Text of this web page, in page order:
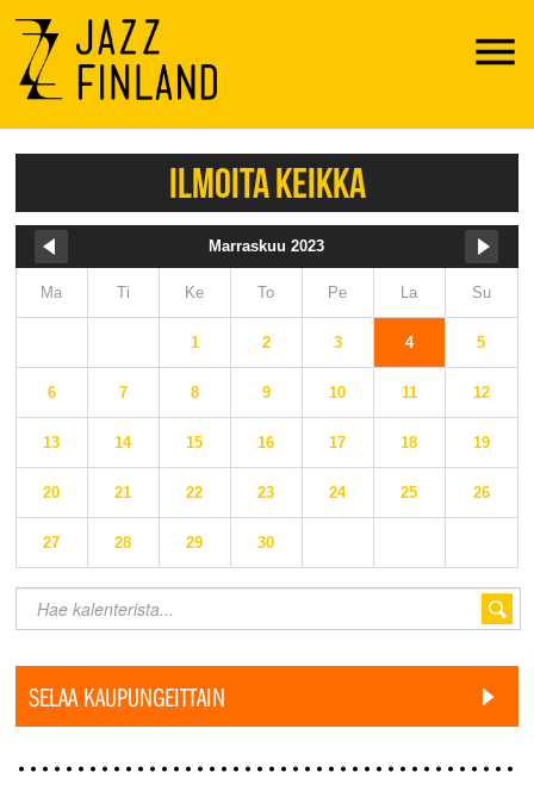
Menu
ILMOITA KEIKKA
Marraskuu 2023
Ma Ti Ke To Pe La Su
1 2 3 4 5
6 7 8 9 10 11 12
13 14 15 16 17 18 19
20 21 22 23 24 25 26
27 28 29 30
SELAA KAUPUNGEITTAIN